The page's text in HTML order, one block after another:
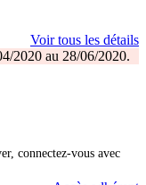
Voir tous les détails
2020 au 28/06/2020.
connectez-vous avec